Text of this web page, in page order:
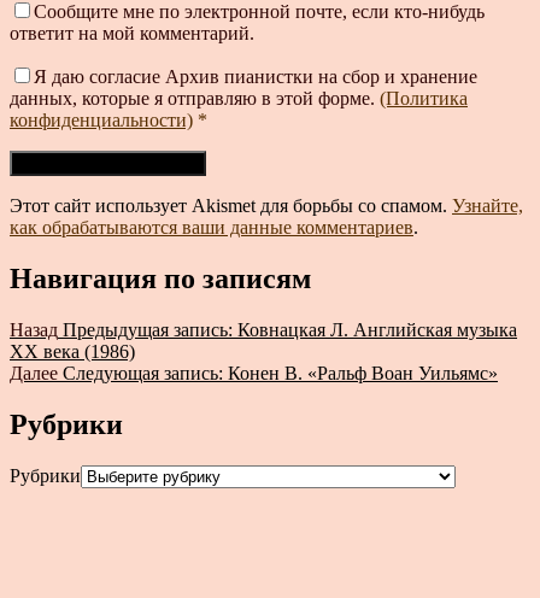
Сообщите мне по электронной почте, если кто-нибудь
ответит на мой комментарий.
Я даю согласие Архив пианистки на сбор и хранение
данных, которые я отправляю в этой форме. (Политика
конфиденциальности) *
Этот сайт использует Akismet для борьбы со спамом. Узнайте,
как обрабатываются ваши данные комментариев.
Навигация по записям
Назад Предыдущая запись: Ковнацкая Л. Английская музыка
XX века (1986)
Далее Следующая запись: Конен В. «Ральф Воан Уильямс»
Рубрики
Рубрики